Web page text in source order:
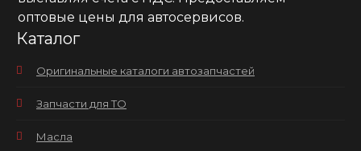
оптовые цены для автосервисов.
Каталог
Оригинальные каталоги автозапчастей
Запчасти для ТО
Масла